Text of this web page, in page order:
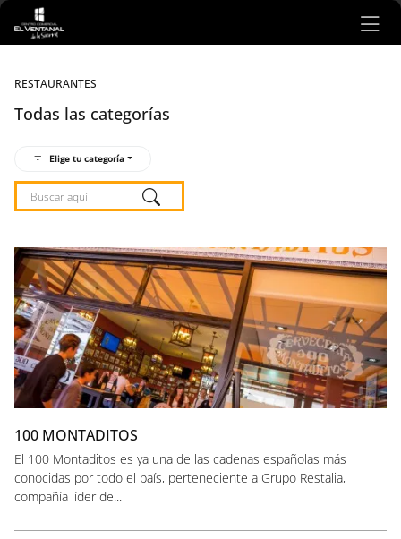
Ir al contenido principal
RESTAURANTES
Todas las categorías
Elige tu categoría
Listado de locales
100 MONTADITOS
El 100 Montaditos es ya una de las cadenas españolas más
conocidas por todo el país, perteneciente a Grupo Restalia,
compañía líder de...